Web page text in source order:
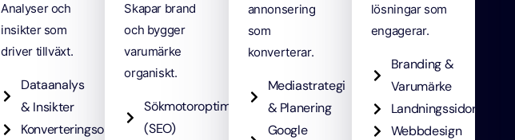
Analyser och
insikter som
driver tillväxt.
Dataanalys
& Insikter
Konverteringsoptimering
Skapar brand
och bygger
varumärke
organiskt.
Sökmotoroptimering
(SEO)
annonsering
som
konverterar.
Mediastrategi
& Planering
Google
lösningar som
engagerar.
Branding &
Varumärke
Landningssidor
Webbdesign